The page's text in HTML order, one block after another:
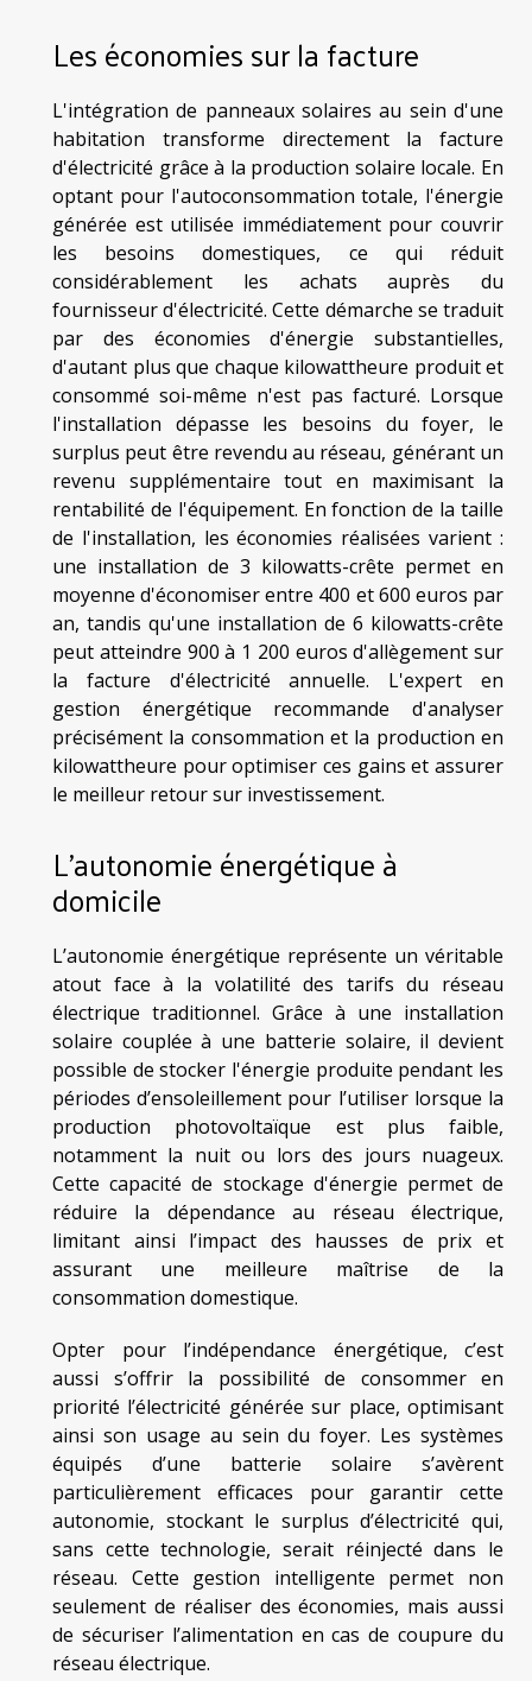
Les économies sur la facture
L'intégration de panneaux solaires au sein d'une
habitation transforme directement la facture
d'électricité grâce à la production solaire locale. En
optant pour l'autoconsommation totale, l'énergie
générée est utilisée immédiatement pour couvrir
les besoins domestiques, ce qui réduit
considérablement les achats auprès du
fournisseur d'électricité. Cette démarche se traduit
par des économies d'énergie substantielles,
d'autant plus que chaque kilowattheure produit et
consommé soi-même n'est pas facturé. Lorsque
l'installation dépasse les besoins du foyer, le
surplus peut être revendu au réseau, générant un
revenu supplémentaire tout en maximisant la
rentabilité de l'équipement. En fonction de la taille
de l'installation, les économies réalisées varient :
une installation de 3 kilowatts-crête permet en
moyenne d'économiser entre 400 et 600 euros par
an, tandis qu'une installation de 6 kilowatts-crête
peut atteindre 900 à 1 200 euros d'allègement sur
la facture d'électricité annuelle. L'expert en
gestion énergétique recommande d'analyser
précisément la consommation et la production en
kilowattheure pour optimiser ces gains et assurer
le meilleur retour sur investissement.
L’autonomie énergétique à
domicile
L’autonomie énergétique représente un véritable
atout face à la volatilité des tarifs du réseau
électrique traditionnel. Grâce à une installation
solaire couplée à une batterie solaire, il devient
possible de stocker l'énergie produite pendant les
périodes d’ensoleillement pour l’utiliser lorsque la
production photovoltaïque est plus faible,
notamment la nuit ou lors des jours nuageux.
Cette capacité de stockage d'énergie permet de
réduire la dépendance au réseau électrique,
limitant ainsi l’impact des hausses de prix et
assurant une meilleure maîtrise de la
consommation domestique.
Opter pour l’indépendance énergétique, c’est
aussi s’offrir la possibilité de consommer en
priorité l’électricité générée sur place, optimisant
ainsi son usage au sein du foyer. Les systèmes
équipés d’une batterie solaire s’avèrent
particulièrement efficaces pour garantir cette
autonomie, stockant le surplus d’électricité qui,
sans cette technologie, serait réinjecté dans le
réseau. Cette gestion intelligente permet non
seulement de réaliser des économies, mais aussi
de sécuriser l’alimentation en cas de coupure du
réseau électrique.